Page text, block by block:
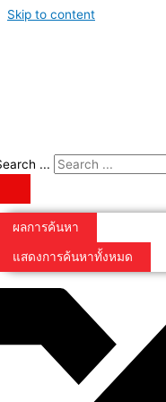
Skip to content
...
ผลการค้นหา
แสดงการค้นหาทั้งหมด